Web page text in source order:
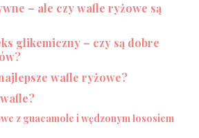
– ale czy wafle ryżowe są
glikemiczny – czy są dobre
wafle ryżowe?
z guacamole i wędzonym łososiem